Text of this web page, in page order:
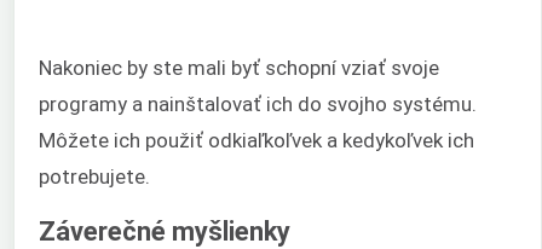
Nakoniec by ste mali byť schopní vziať svoje
programy a nainštalovať ich do svojho systému.
Môžete ich použiť odkiaľkoľvek a kedykoľvek ich
potrebujete.
Záverečné myšlienky